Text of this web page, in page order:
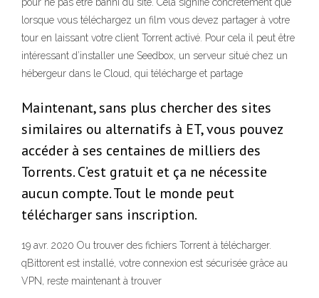
lorsque vous téléchargez un film vous devez partager à votre
tour en laissant votre client Torrent activé. Pour cela il peut être
intéressant d’installer une Seedbox, un serveur situé chez un
hébergeur dans le Cloud, qui télécharge et partage
Maintenant, sans plus chercher des sites
similaires ou alternatifs à ET, vous pouvez
accéder à ses centaines de milliers des
Torrents. C’est gratuit et ça ne nécessite
aucun compte. Tout le monde peut
télécharger sans inscription.
19 avr. 2020 Ou trouver des fichiers Torrent à télécharger.
qBittorent est installé, votre connexion est sécurisée grâce au
VPN, reste maintenant à trouver